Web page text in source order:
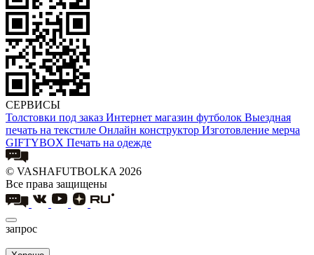
СЕРВИСЫ
Толстовки под заказ Интернет магазин футболок Выездная
печать на текстиле Онлайн конструктор Изготовление мерча
GIFTYBOX Печать на одежде
© VASHAFUTBOLKA 2026
Все права защищены
запрос